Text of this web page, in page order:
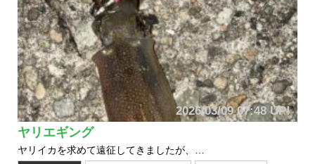
2026/03/09 07:48 UP!
ヤリエギング
ヤリイカを求めて遠征してきましたが、…